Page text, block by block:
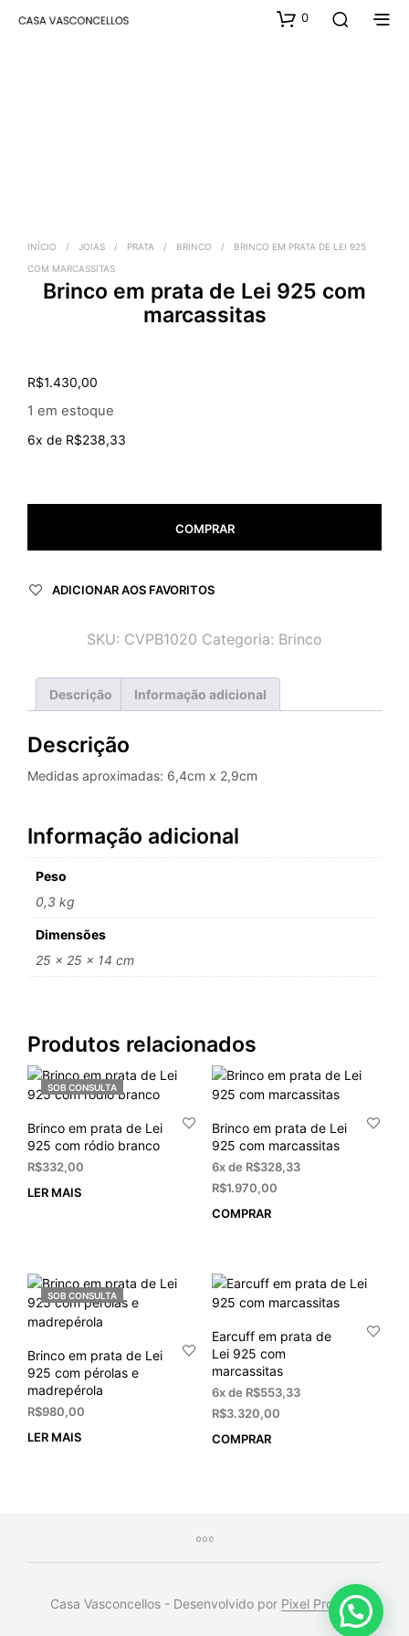
0
INÍCIO / JOIAS / PRATA / BRINCO /
BRINCO EM PRATA DE LEI 925
COM MARCASSITAS
Brinco em prata de Lei 925 com
marcassitas
R$1.430,00
1 em estoque
6x de R$238,33
COMPRAR
ADICIONAR AOS FAVORITOS
SKU: CVPB1020 Categoria: Brinco
Descrição Informação adicional
Descrição
Medidas aproximadas: 6,4cm x 2,9cm
Informação adicional
Peso
0,3 kg
Dimensões
25 × 25 × 14 cm
Produtos relacionados
SOB CONSULTA
Brinco em prata de Lei
925 com ródio branco
R$332,00
LER MAIS
Brinco em prata de Lei
925 com marcassitas
6x de R$328,33
R$1.970,00
COMPRAR
SOB CONSULTA
Brinco em prata de Lei
925 com pérolas e
madrepérola
R$980,00
LER MAIS
Earcuff em prata de
Lei 925 com
marcassitas
6x de R$553,33
R$3.320,00
COMPRAR
Casa Vasconcellos - Desenvolvido por Pixel Project.